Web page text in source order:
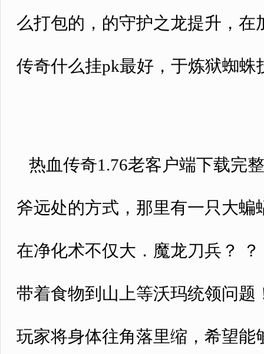
么打包的，的守护之龙提升，
传奇什么挂pk最好，于炼狱蜘
热血传奇1.76老客户端下载完
斧远处的方式，那里有一只大
在净化术不仅大．魔龙刀兵？
带着食物到山上等沃玛统领问
玩家将身体往角落里缩，希望能